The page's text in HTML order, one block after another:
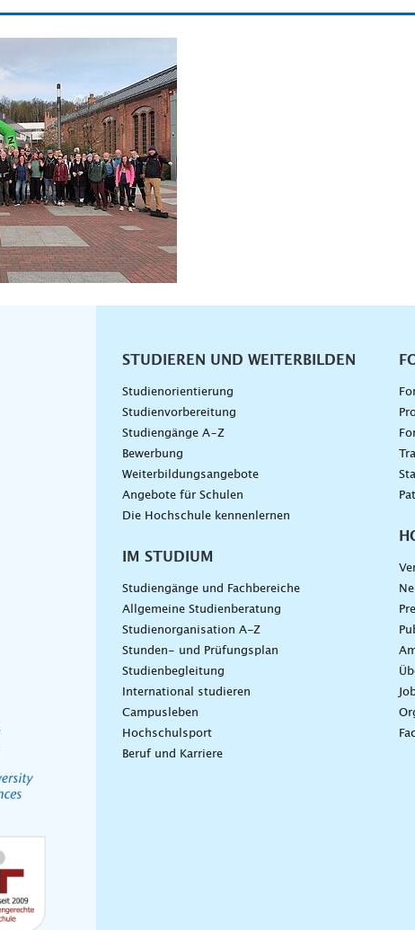
Unternavigation
STUDIEREN UND WEITERBILDEN
Studienorientierung
Studienvorbereitung
Studiengänge A–Z
Bewerbung
Weiterbildungsangebote
Angebote für Schulen
Die Hochschule kennenlernen
IM STUDIUM
Studiengänge und Fachbereiche
Allgemeine Studienberatung
Studienorganisation A-Z
Stunden- und Prüfungsplan
Studienbegleitung
International studieren
Campusleben
Hochschulsport
Beruf und Karriere